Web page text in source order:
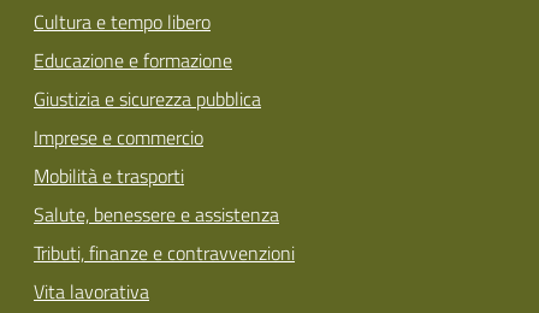
Cultura e tempo libero
Educazione e formazione
Giustizia e sicurezza pubblica
Imprese e commercio
Mobilità e trasporti
Salute, benessere e assistenza
Tributi, finanze e contravvenzioni
Vita lavorativa